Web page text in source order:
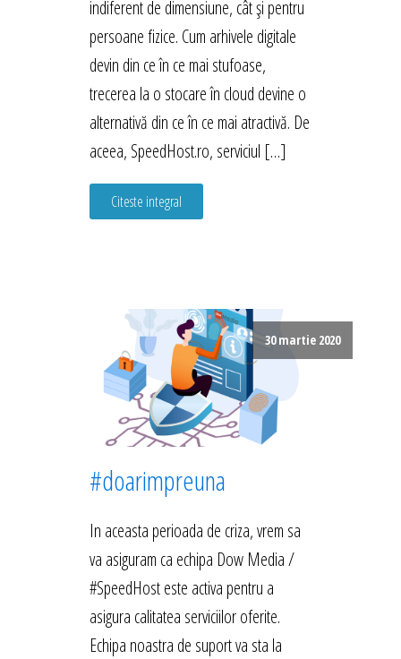
indiferent de dimensiune, cât și pentru
persoane fizice. Cum arhivele digitale
devin din ce în ce mai stufoase,
trecerea la o stocare în cloud devine o
alternativă din ce în ce mai atractivă. De
aceea, SpeedHost.ro, serviciul […]
Citeste integral
30 martie 2020
#doarimpreuna
In aceasta perioada de criza, vrem sa
va asiguram ca echipa Dow Media /
#SpeedHost este activa pentru a
asigura calitatea serviciilor oferite.
Echipa noastra de suport va sta la